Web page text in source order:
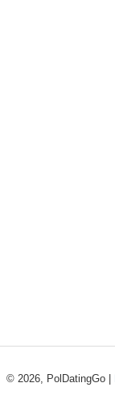
© 2026, PolDatingGo |